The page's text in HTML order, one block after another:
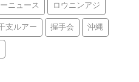
ニュース ロウニンアジ
支ルアー 握手会 沖縄